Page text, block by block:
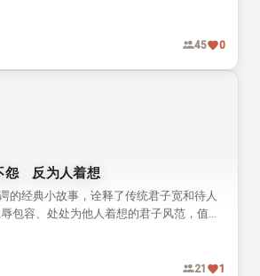
全失控的乱子。
45 0
怨 反为人着想
的经典小故事，诠释了传统君子宽和待人
包容、处处为他人着想的君子风范，值得
21 1